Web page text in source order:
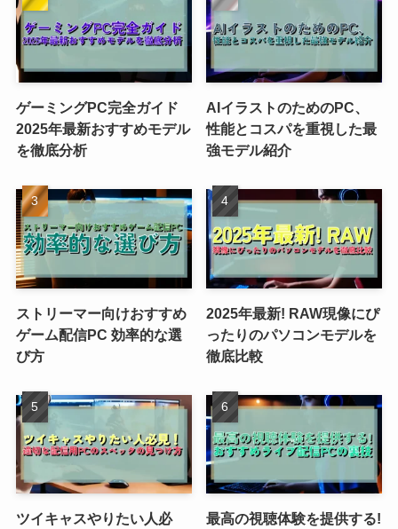
ゲーミングPC完全ガイド
2025年最新おすすめモデル
を徹底分析
AIイラストのためのPC、
性能とコスパを重視した最
強モデル紹介
ストリーマー向けおすすめ
ゲーム配信PC 効率的な選
び方
2025年最新! RAW現像にぴ
ったりのパソコンモデルを
徹底比較
ツイキャスやりたい人必
最高の視聴体験を提供する!